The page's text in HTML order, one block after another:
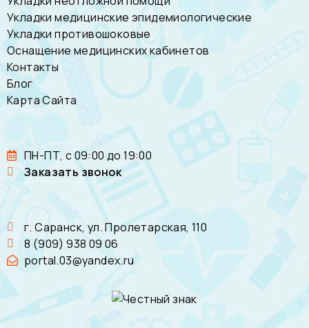
Укладки медицинские эпидемиологические
Укладки противошоковые
Оснащение медицинских кабинетов
Контакты
Блог
Карта Сайта
ПН-ПТ, с 09:00 до 19:00
Заказать звонок
г. Саранск, ул. Пролетарская, 110
8 (909) 938 09 06
portal.03@yandex.ru